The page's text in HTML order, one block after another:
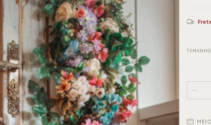
TAMANHO